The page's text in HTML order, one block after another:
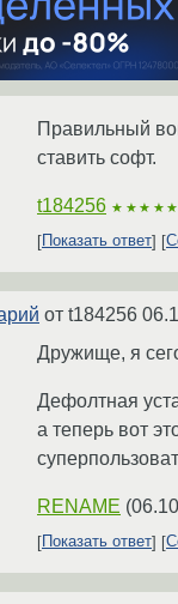
Правильный
ставить софт.
t184256 ★★★★★
Показать ответ
от t184256
Дружище, я
Дефолтная
а теперь вот
RENAME (
Показать ответ